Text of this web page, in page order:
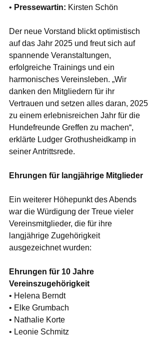
• Pressewartin: Kirsten Schön
Der neue Vorstand blickt optimistisch
auf das Jahr 2025 und freut sich auf
spannende Veranstaltungen,
erfolgreiche Trainings und ein
harmonisches Vereinsleben. „Wir
danken den Mitgliedern für ihr
Vertrauen und setzen alles daran, 2025
zu einem erlebnisreichen Jahr für die
Hundefreunde Greffen zu machen“,
erklärte Ludger Grothusheidkamp in
seiner Antrittsrede.
Ehrungen für langjährige Mitglieder
Ein weiterer Höhepunkt des Abends
war die Würdigung der Treue vieler
Vereinsmitglieder, die für ihre
langjährige Zugehörigkeit
ausgezeichnet wurden:
Ehrungen für 10 Jahre
Vereinszugehörigkeit
• Helena Berndt
• Elke Grumbach
• Nathalie Korte
• Leonie Schmitz